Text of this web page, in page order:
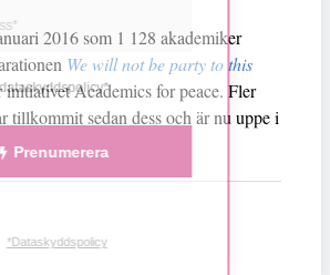
2016 som 1 128 akademiker
We will not be party to this
Academics for peace. Fler
tillkommit sedan dess och är nu uppe i
dataskyddspolicy*
Prenumerera
*Dataskyddspolicy